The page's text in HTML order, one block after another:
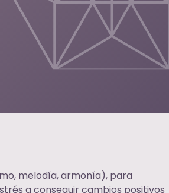
melodía, armonía), para
a conseguir cambios positivos